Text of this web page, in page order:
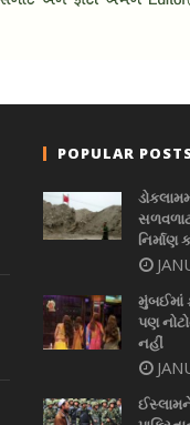
POPULAR
નિર્માણ
મુંબઈમાં
પણ
નહીં